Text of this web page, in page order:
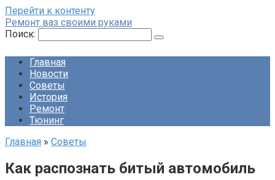
Перейти к контенту
Ремонт ваз своими руками
Поиск:
Главная
Новости
Советы
История
Ремонт
Тюнинг
Главная » Советы
Как распознать битый автомобиль